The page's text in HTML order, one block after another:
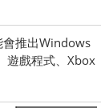
會推出Windows
遊戲程式、Xbox